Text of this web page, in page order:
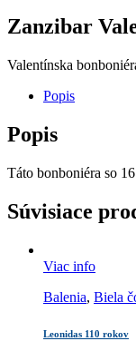
Zanzibar
Valentínska
Popis
Popis
Táto bonboniéra so
Súvisiace
Viac info
Balenia, Biela
Leonidas 110 rokov